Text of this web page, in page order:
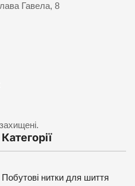
Гавела, 8
Категорії
Побутові нитки для шиття